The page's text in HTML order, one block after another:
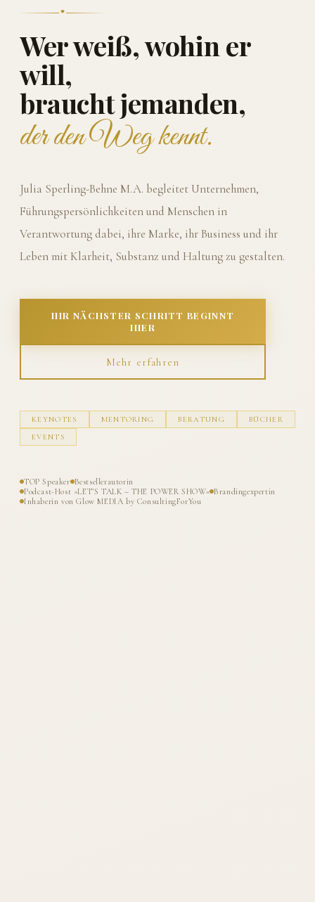
Wer weiß, wohin er
will,
braucht jemanden,
der den Weg kennt.
Julia Sperling-Behne M.A. begleitet Unternehmen,
Führungspersönlichkeiten und Menschen in
Verantwortung dabei, ihre Marke, ihr Business und ihr
Leben mit Klarheit, Substanz und Haltung zu gestalten.
IHR NÄCHSTER SCHRITT BEGINNT
HIER
Mehr erfahren
KEYNOTES MENTORING BERATUNG
BÜCHER
EVENTS
TOP Speaker Bestsellerautorin
Podcast-Host »LET'S TALK – THE POWER SHOW« Brandingexpertin
Inhaberin von Glow MEDIA by ConsultingForYou